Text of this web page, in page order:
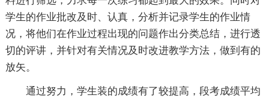
学生的作业批改及时、认真，分析并记录学生的作业情
况，将他们在作业过程出现的问题作出分类总结，进行透
切的评讲，并针对有关情况及时改进教学方法，做到有的
放矢。
通过努力，学生装的成绩有了较提高，段考成绩平均